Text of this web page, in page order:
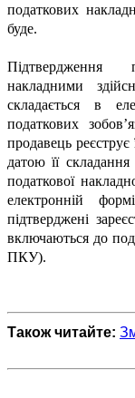
податкових
буде.
Підтвердження
накладними
складається в
податкових
продавець
датою її
податкової
електронній
підтверджені
включаються до
ПКУ).
Також читайте: